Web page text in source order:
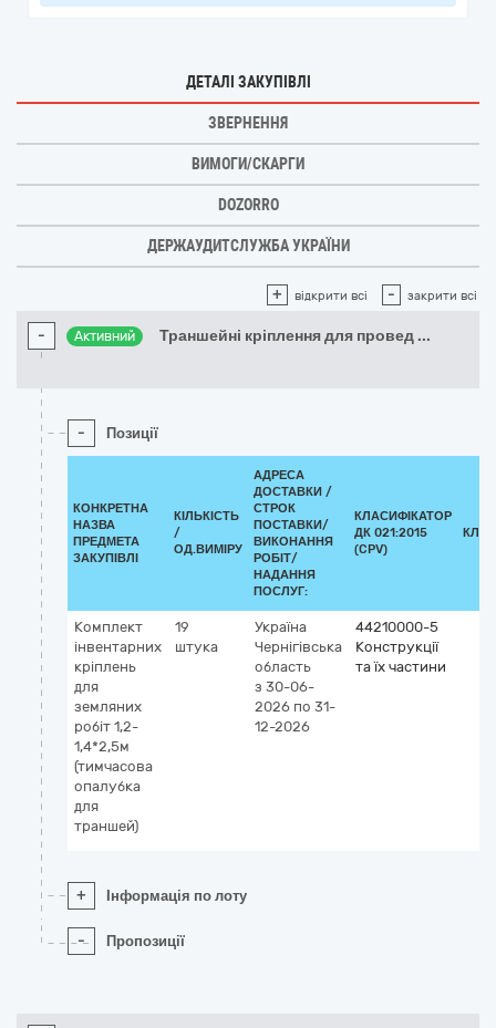
ДЕТАЛІ ЗАКУПІВЛІ
ЗВЕРНЕННЯ
ВИМОГИ/СКАРГИ
DOZORRO
ДЕРЖАУДИТСЛУЖБА УКРАЇНИ
+ відкрити всі - закрити всі
- Активний Траншейні кріплення для провед ...
- Позиції
КОНКРЕТНА
НАЗВА
ПРЕДМЕТА
ЗАКУПІВЛІ
КІЛЬКІСТЬ
/
ОД.ВИМІРУ
АДРЕСА
ДОСТАВКИ /
СТРОК
ПОСТАВКИ/
ВИКОНАННЯ
РОБІТ/
НАДАННЯ
ПОСЛУГ:
КЛАСИФІКАТОР
ДК 021:2015
(CPV)
Комплект
інвентарних
кріплень
для
земляних
робіт 1,2-
1,4*2,5м
(тимчасова
опалубка
для
траншей)
19
штука
Україна
Чернігівська
область
з 30-06-
2026 по 31-
12-2026
44210000-5
Конструкції
та їх частини
+ Інформація по лоту
- Пропозиції